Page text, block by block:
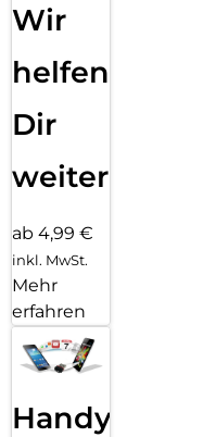
Wir
helfen
Dir
weiter
ab 4,99 €
inkl. MwSt.
Mehr
erfahren
Handy